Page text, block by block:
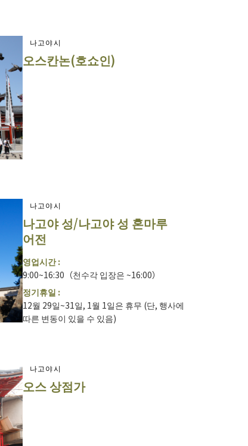
나고야시
오스칸논(호쇼인)
나고야시
나고야 성/나고야 성 혼마루
어전
영업시간 :
9:00~16:30（천수각 입장은 ~16:00）
정기휴일 :
12월 29일~31일, 1월 1일은 휴무 (단, 행사에
따른 변동이 있을 수 있음)
나고야시
오스 상점가